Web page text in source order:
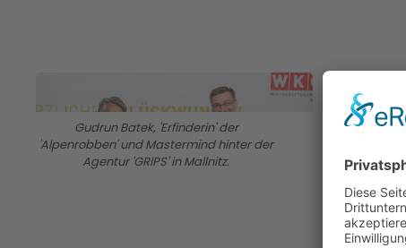
Gudrun Batek, 'Erfinderin' der
'Alpenrobben' und Mastermind hinter der
Agentur 'GRIPS' in Mallnitz.
Insgesamt
Georg
Geehrt
mit seiner
Jahren die